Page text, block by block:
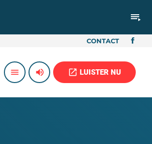
playlist_play
CONTACT
menu volume_up open_in_new LUISTER NU